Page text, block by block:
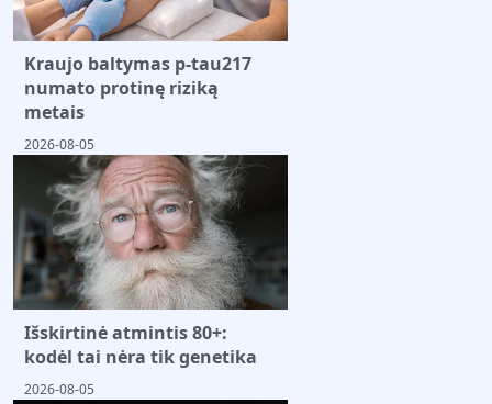
Kraujo baltymas p-tau217
numato protinę riziką
metais
2026-08-05
Išskirtinė atmintis 80+:
kodėl tai nėra tik genetika
2026-08-05